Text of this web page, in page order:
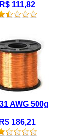
R$ 111,82
AWG 500g
R$ 186,21